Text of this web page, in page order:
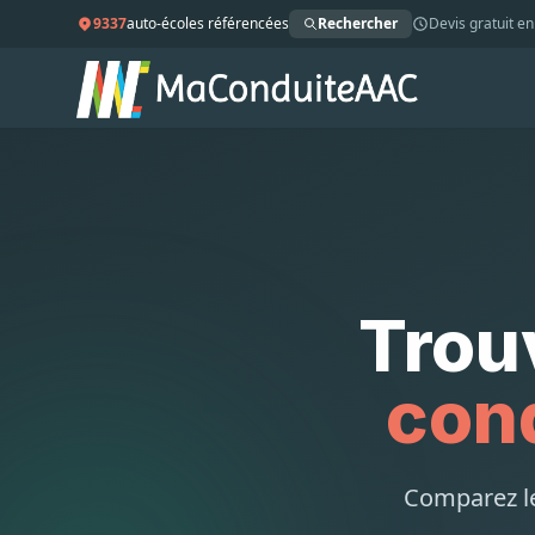
9337auto-écoles référencées Rechercher Devis gratuit
Comparez